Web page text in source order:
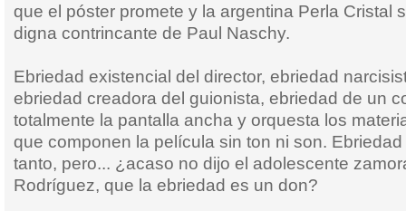
que el póster promete y la argentina Perla Cristal
digna contrincante de Paul Naschy.
Ebriedad existencial del director, ebriedad
ebriedad creadora del guionista, ebriedad de un
totalmente la pantalla ancha y orquesta los
que componen la película sin ton ni son.
tanto, pero... ¿acaso no dijo el adolescente
Rodríguez, que la ebriedad es un don?